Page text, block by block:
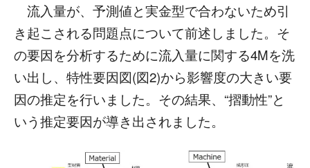
流入量が、予測値と実金型で合わないため引
き起こされる問題点について前述しました。そ
の要因を分析するために流入量に関する4Mを洗
い出し、特性要因図(図2)から影響度の大きい要
因の推定を行いました。その結果、“摺動性”と
いう推定要因が導き出されました。